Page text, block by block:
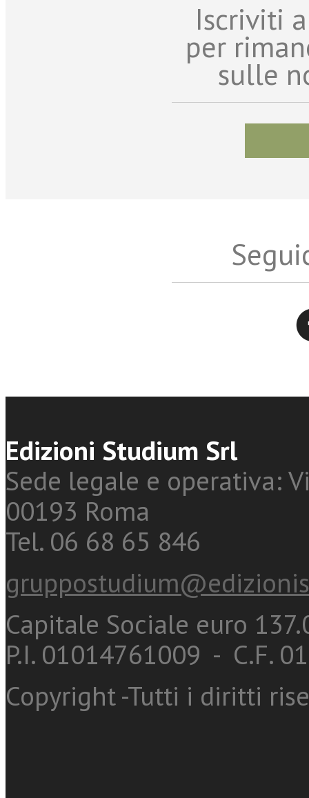
Iscriviti
per
sulle
Edizioni Studium Srl
Sede legale e operativa:
00193 Roma
Tel. 06 68 65 846
Capitale Sociale euro
P.I. 01014761009 - C.F.
Copyright -Tutti i diritti